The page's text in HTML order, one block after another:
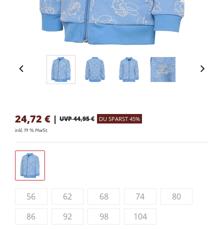
24,72 € | UVP 44,95 € DU SPARST 45%
inkl. 19 % MwSt.
56 62 68 74
80
86
92 98 104